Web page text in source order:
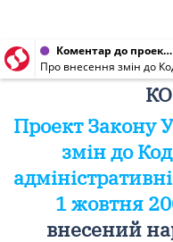
Коментар до проекту Закону України від 23.06.2010 № 2503